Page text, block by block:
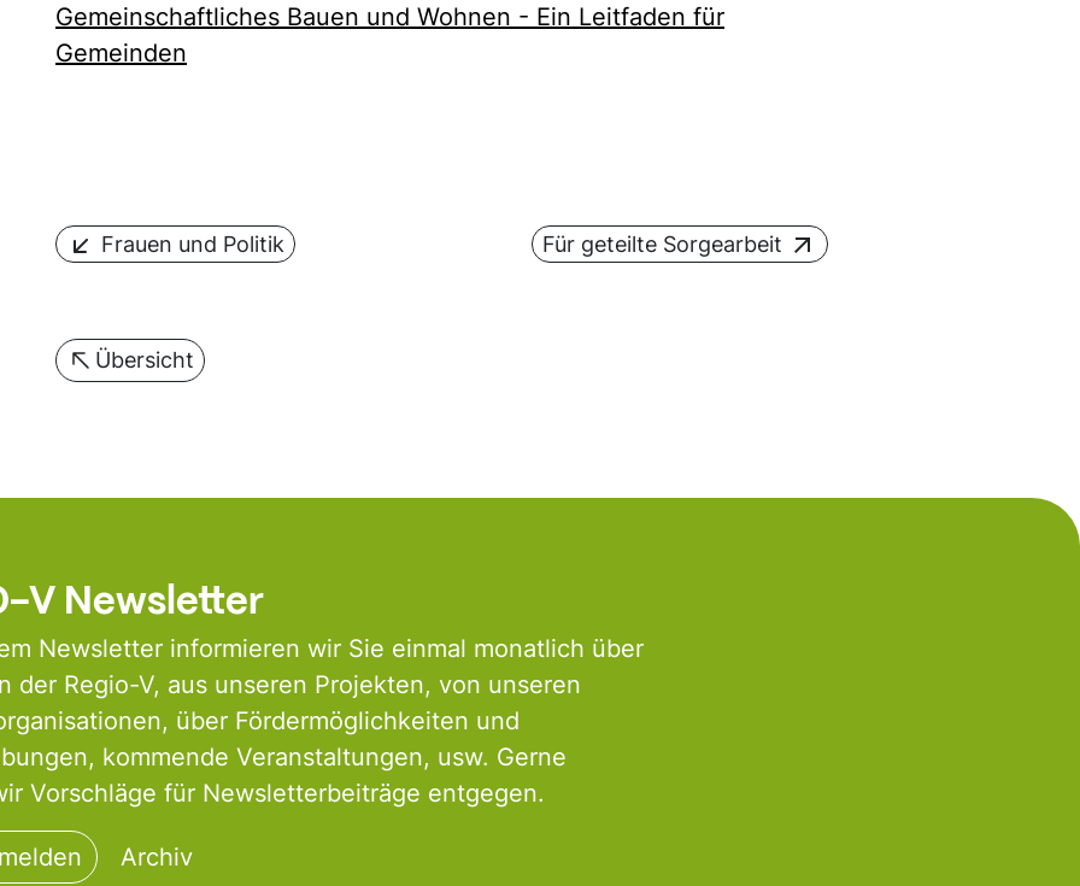
Gemeinschaftliches Bauen und Wohnen - Ein Leitfaden für
Gemeinden
Frauen und Politik Für geteilte Sorgearbeit
Übersicht
V Newsletter
Newsletter informieren wir Sie einmal monatlich über
der Regio-V, aus unseren Projekten, von unseren
über Fördermöglichkeiten und
kommende Veranstaltungen, usw. Gerne
Vorschläge für Newsletterbeiträge entgegen.
Archiv